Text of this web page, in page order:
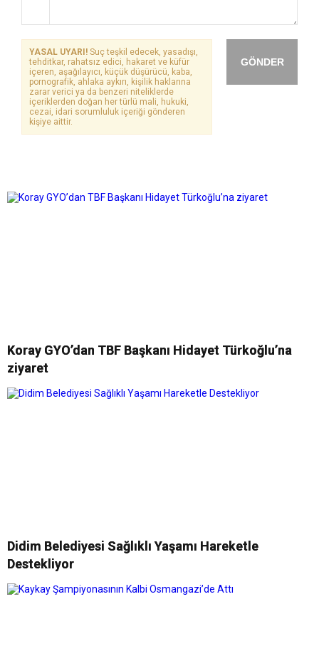
GÖNDER
YASAL UYARI! Suç teşkil edecek, yasadışı,
tehditkar, rahatsız edici, hakaret ve küfür
içeren, aşağılayıcı, küçük düşürücü, kaba,
pornografik, ahlaka aykırı, kişilik haklarına
zarar verici ya da benzeri niteliklerde
içeriklerden doğan her türlü mali, hukuki,
cezai, idari sorumluluk içeriği gönderen
kişiye aittir.
Koray GYO’dan TBF Başkanı Hidayet Türkoğlu’na
ziyaret
Didim Belediyesi Sağlıklı Yaşamı Hareketle
Destekliyor